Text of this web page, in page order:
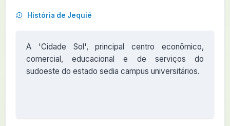
História de Jequié
A 'Cidade Sol', principal centro econômico,
comercial, educacional e de serviços do
sudoeste do estado sedia campus universitários.